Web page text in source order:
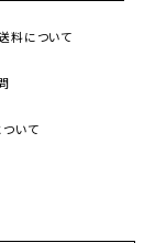
料について
いて